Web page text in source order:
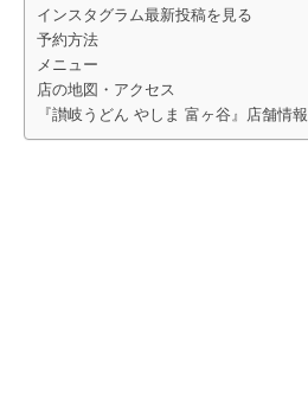
インスタグラム最新投稿を見る
予約方法
メニュー
店の地図・アクセス
『讃岐うどん やしま 富ヶ谷』店舗情報